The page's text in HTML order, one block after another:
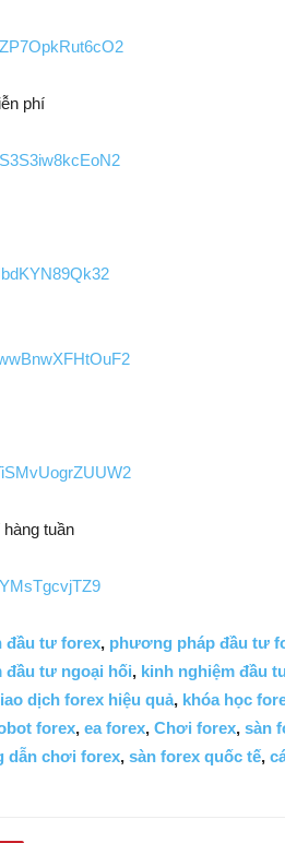
phí
tuần
đầu tư forex, phương pháp đầu tư
đầu tư ngoại hối, kinh nghiệm đầu
dịch forex hiệu quả, khóa học
forex, ea forex, Chơi forex, sàn
dẫn chơi forex, sàn forex quốc tế,